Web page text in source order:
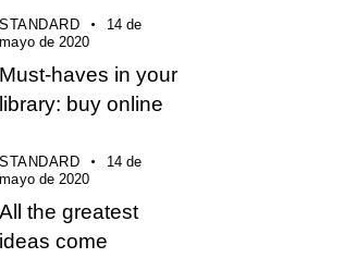
STANDARD
14 de
mayo de 2020
Must-haves in your
library: buy online
STANDARD
14 de
mayo de 2020
All the greatest
ideas come